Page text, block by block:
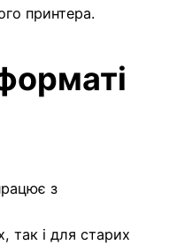
принтера.
з
так і для старих